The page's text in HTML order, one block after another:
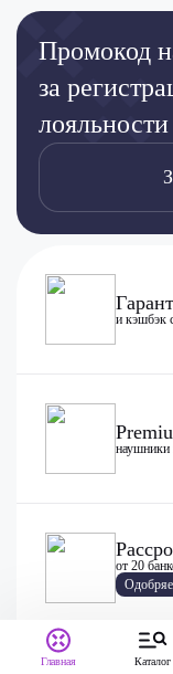
Промокод
за
лояльности
и кэшбэк
наушники
от 20
Главная Каталог